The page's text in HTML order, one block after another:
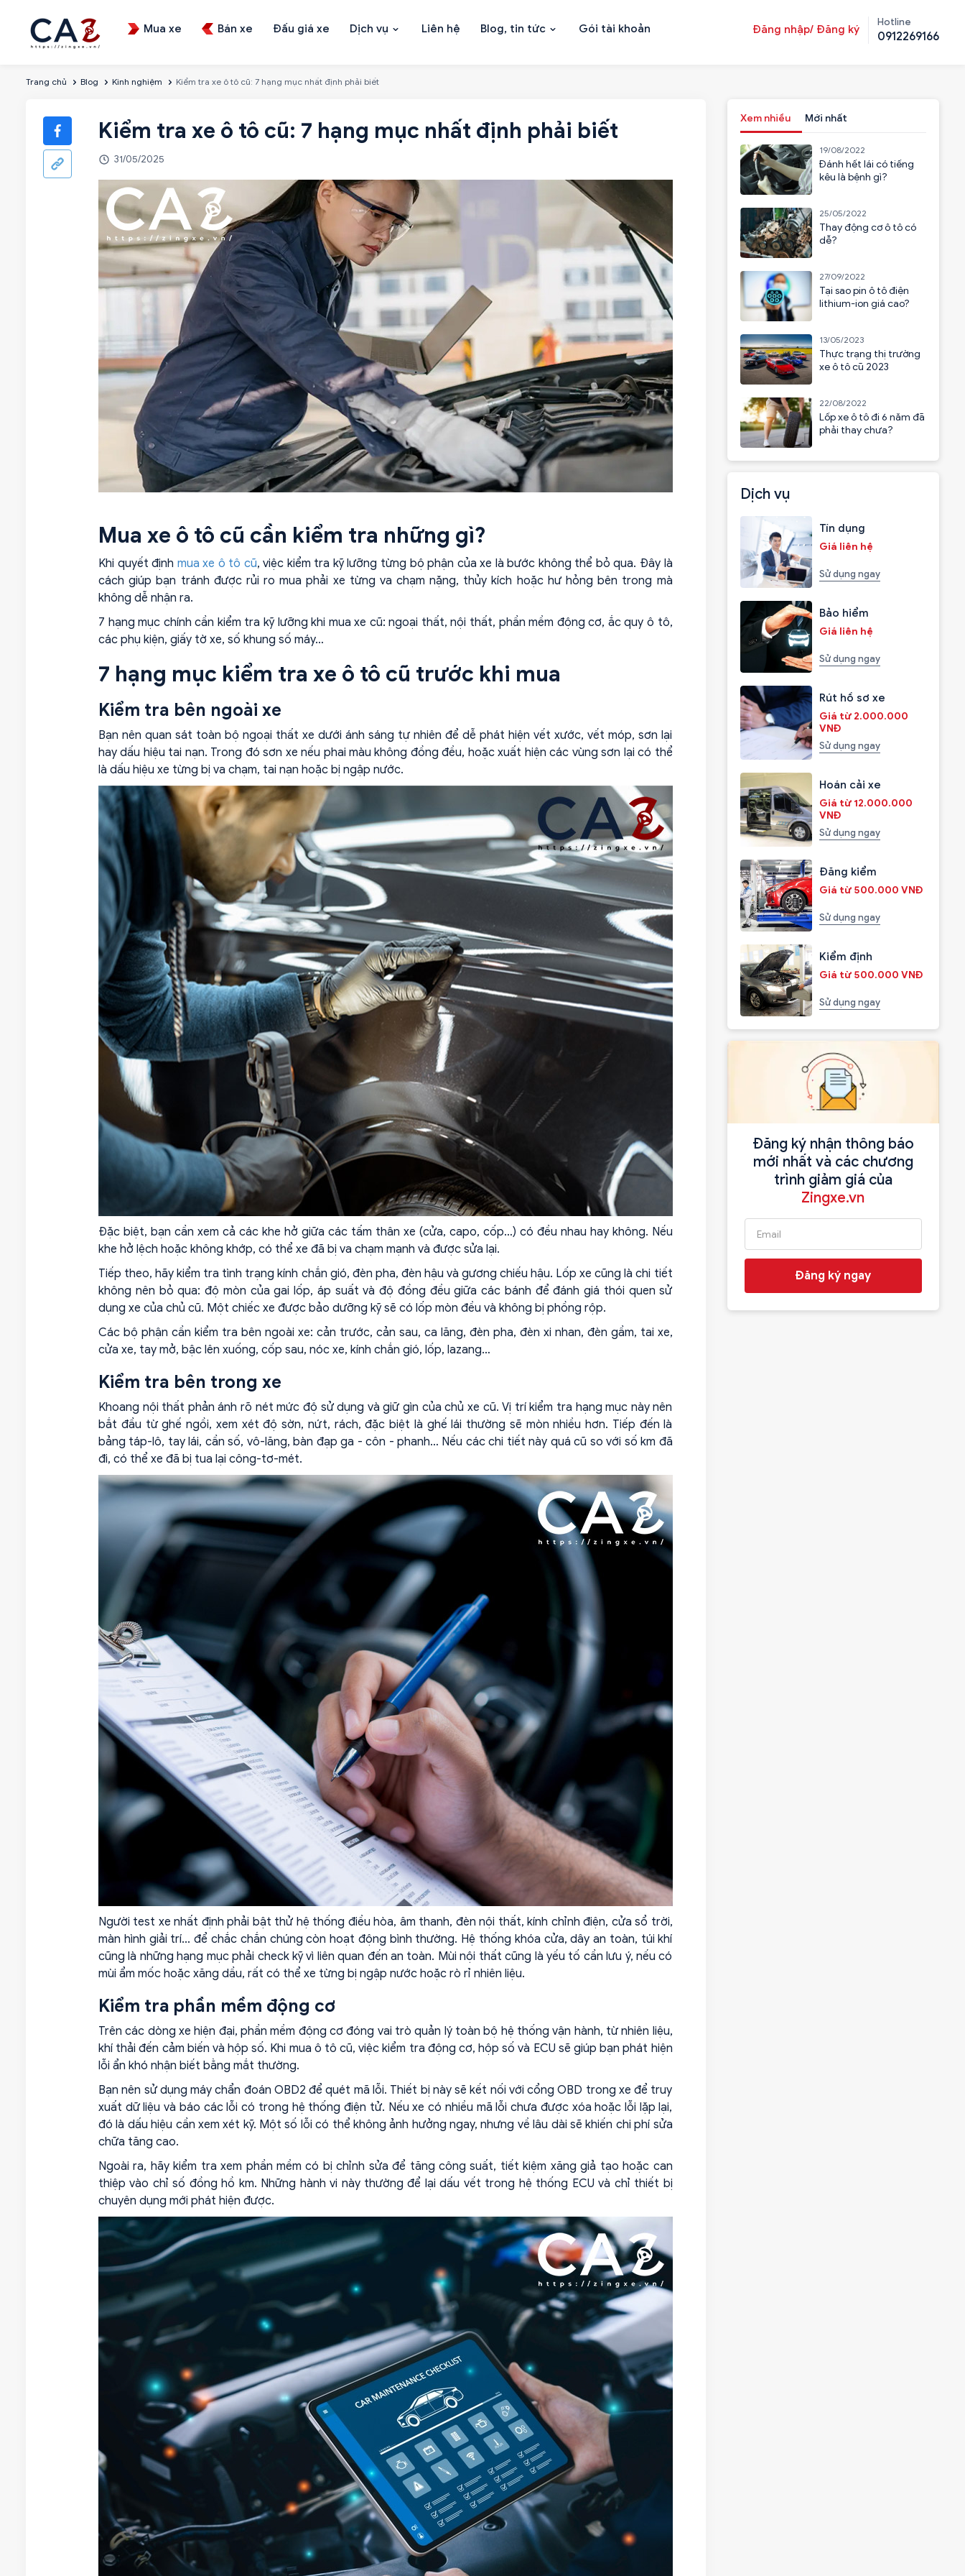
Mua xe Bán xe Đấu giá xe Dịch vụ Liên hệ Blog, tin tức Gói tài khoản Đăng nhập/ Đăng ký
Hotline
0912269166
Trang chủ Blog Kinh nghiệm Kiểm tra xe ô tô cũ: 7 hạng mục nhất định phải biết
Kiểm tra xe ô tô cũ: 7 hạng mục nhất định phải biết
31/05/2025
Mua xe ô tô cũ cần kiểm tra những gì?
Khi quyết định mua xe ô tô cũ, việc kiểm tra kỹ lưỡng từng bộ phận của xe là bước không thể bỏ qua. Đây là
cách giúp bạn tránh được rủi ro mua phải xe từng va chạm nặng, thủy kích hoặc hư hỏng bên trong mà
không dễ nhận ra.
7 hạng mục chính cần kiểm tra kỹ lưỡng khi mua xe cũ: ngoại thất, nội thất, phần mềm động cơ, ắc quy ô tô,
các phụ kiện, giấy tờ xe, số khung số máy…
7 hạng mục kiểm tra xe ô tô cũ trước khi mua
Kiểm tra bên ngoài xe
Bạn nên quan sát toàn bộ ngoại thất xe dưới ánh sáng tự nhiên để dễ phát hiện vết xước, vết móp, sơn lại
hay dấu hiệu tai nạn. Trong đó sơn xe nếu phai màu không đồng đều, hoặc xuất hiện các vùng sơn lại có thể
là dấu hiệu xe từng bị va chạm, tai nạn hoặc bị ngập nước.
Đặc biệt, bạn cần xem cả các khe hở giữa các tấm thân xe (cửa, capo, cốp…) có đều nhau hay không. Nếu
khe hở lệch hoặc không khớp, có thể xe đã bị va chạm mạnh và được sửa lại.
Tiếp theo, hãy kiểm tra tình trạng kính chắn gió, đèn pha, đèn hậu và gương chiếu hậu. Lốp xe cũng là chi tiết
không nên bỏ qua: độ mòn của gai lốp, áp suất và độ đồng đều giữa các bánh để đánh giá thói quen sử
dụng xe của chủ cũ. Một chiếc xe được bảo dưỡng kỹ sẽ có lốp mòn đều và không bị phồng rộp.
Các bộ phận cần kiểm tra bên ngoài xe: cản trước, cản sau, ca lăng, đèn pha, đèn xi nhan, đèn gầm, tai xe,
cửa xe, tay mở, bậc lên xuống, cốp sau, nóc xe, kính chắn gió, lốp, lazang…
Kiểm tra bên trong xe
Khoang nội thất phản ánh rõ nét mức độ sử dụng và giữ gìn của chủ xe cũ. Vị trí kiểm tra hạng mục này nên
bắt đầu từ ghế ngồi, xem xét độ sờn, nứt, rách, đặc biệt là ghế lái thường sẽ mòn nhiều hơn. Tiếp đến là
bảng táp-lô, tay lái, cần số, vô-lăng, bàn đạp ga - côn - phanh… Nếu các chi tiết này quá cũ so với số km đã
đi, có thể xe đã bị tua lại công-tơ-mét.
Người test xe nhất định phải bật thử hệ thống điều hòa, âm thanh, đèn nội thất, kính chỉnh điện, cửa sổ trời,
màn hình giải trí... để chắc chắn chúng còn hoạt động bình thường. Hệ thống khóa cửa, dây an toàn, túi khí
cũng là những hạng mục phải check kỹ vì liên quan đến an toàn. Mùi nội thất cũng là yếu tố cần lưu ý, nếu có
mùi ẩm mốc hoặc xăng dầu, rất có thể xe từng bị ngập nước hoặc rò rỉ nhiên liệu.
Kiểm tra phần mềm động cơ
Trên các dòng xe hiện đại, phần mềm động cơ đóng vai trò quản lý toàn bộ hệ thống vận hành, từ nhiên liệu,
khí thải đến cảm biến và hộp số. Khi mua ô tô cũ, việc kiểm tra động cơ, hộp số và ECU sẽ giúp bạn phát hiện
lỗi ẩn khó nhận biết bằng mắt thường.
Bạn nên sử dụng máy chẩn đoán OBD2 để quét mã lỗi. Thiết bị này sẽ kết nối với cổng OBD trong xe để truy
xuất dữ liệu và báo các lỗi có trong hệ thống điện tử. Nếu xe có nhiều mã lỗi chưa được xóa hoặc lỗi lặp lại,
đó là dấu hiệu cần xem xét kỹ. Một số lỗi có thể không ảnh hưởng ngay, nhưng về lâu dài sẽ khiến chi phí sửa
chữa tăng cao.
Ngoài ra, hãy kiểm tra xem phần mềm có bị chỉnh sửa để tăng công suất, tiết kiệm xăng giả tạo hoặc can
thiệp vào chỉ số đồng hồ km. Những hành vi này thường để lại dấu vết trong hệ thống ECU và chỉ thiết bị
chuyên dụng mới phát hiện được.
Xem nhiều Mới nhất
19/08/2022
Đánh hết lái có tiếng
kêu là bệnh gì?
25/05/2022
Thay động cơ ô tô có
dễ?
27/09/2022
Tại sao pin ô tô điện
lithium-ion giá cao?
13/05/2023
Thực trạng thị trường
xe ô tô cũ 2023
22/08/2022
Lốp xe ô tô đi 6 năm đã
phải thay chưa?
Dịch vụ
Tín dụng
Giá liên hệ
Sử dụng ngay
Bảo hiểm
Giá liên hệ
Sử dụng ngay
Rút hồ sơ xe
Giá từ 2.000.000
VNĐ
Sử dụng ngay
Hoán cải xe
Giá từ 12.000.000
VNĐ
Sử dụng ngay
Đăng kiểm
Giá từ 500.000 VNĐ
Sử dụng ngay
Kiểm định
Giá từ 500.000 VNĐ
Sử dụng ngay
Đăng ký nhận thông báo
mới nhất và các chương
trình giảm giá của
Zingxe.vn
Đăng ký ngay